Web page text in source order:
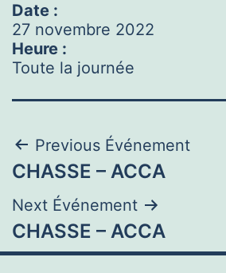
Date :
27 novembre 2022
Heure :
Toute la journée
Navigation
de
l’article
Previous Événement
CHASSE – ACCA
Next Événement
CHASSE – ACCA